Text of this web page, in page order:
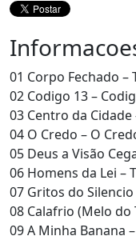
01 Corpo Fechado –
02 Codigo 13 –
03 Centro da Cidade
04 O Credo – O
05 Deus a Visão
06 Homens da Lei –
07 Gritos do
08 Calafrio (Melo do
09 A Minha Banana